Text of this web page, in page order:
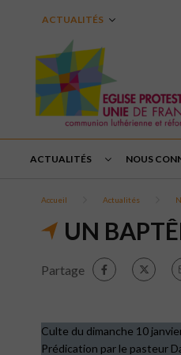
ACTUALITÉS
ACTUALITÉS NOUS
Accueil Actualités
UN
Partage
Culte du dimanche 10
Prédication par le pasteur